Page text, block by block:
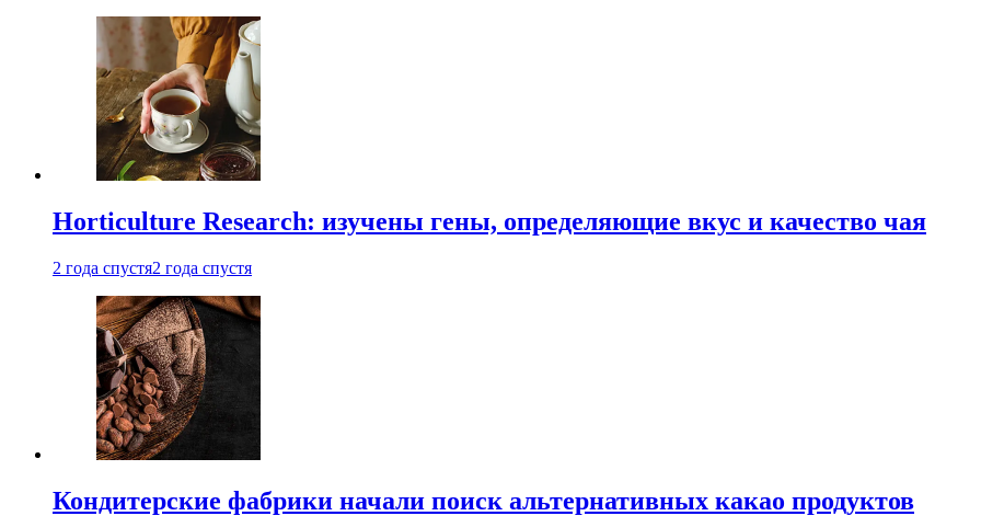
Horticulture Research: изучены гены, определяющие вкус и качество чая
2 года спустя2 года спустя
Кондитерские фабрики начали поиск альтернативных какао продуктов